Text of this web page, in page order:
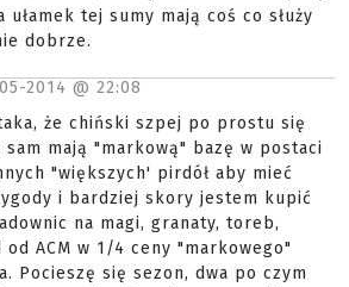
ułamek tej sumy mają coś co służy
dobrze.
2014 @ 22:08
że chiński szpej po prostu się
sam mają "markową" bazę w postaci
"większych' pirdół aby mieć
i bardziej skory jestem kupić
na magi, granaty, toreb,
ACM w 1/4 ceny "markowego"
Pocieszę się sezon, dwa po czym